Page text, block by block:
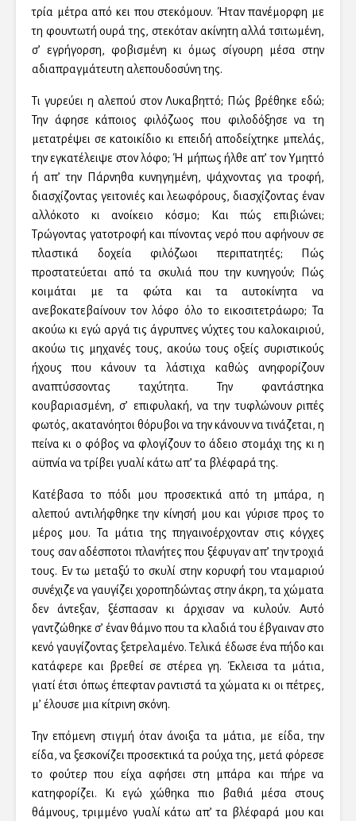
τρία μέτρα από κει που στεκόμουν. Ήταν πανέμορφη με
τη φουντωτή ουρά της, στεκόταν ακίνητη αλλά τσιτωμένη,
σ’ εγρήγορση, φοβισμένη κι όμως σίγουρη μέσα στην
αδιαπραγμάτευτη αλεπουδοσύνη της.
Τι γυρεύει η αλεπού στον Λυκαβηττό; Πώς βρέθηκε εδώ;
Την άφησε κάποιος φιλόζωος που φιλοδόξησε να τη
μετατρέψει σε κατοικίδιο κι επειδή αποδείχτηκε μπελάς,
την εγκατέλειψε στον λόφο; Ή μήπως ήλθε απ’ τον Υμηττό
ή απ’ την Πάρνηθα κυνηγημένη, ψάχνοντας για τροφή,
διασχίζοντας γειτονιές και λεωφόρους, διασχίζοντας έναν
αλλόκοτο κι ανοίκειο κόσμο; Και πώς επιβιώνει;
Τρώγοντας γατοτροφή και πίνοντας νερό που αφήνουν σε
πλαστικά δοχεία φιλόζωοι περιπατητές; Πώς
προστατεύεται από τα σκυλιά που την κυνηγούν; Πώς
κοιμάται με τα φώτα και τα αυτοκίνητα να
ανεβοκατεβαίνουν τον λόφο όλο το εικοσιτετράωρο; Τα
ακούω κι εγώ αργά τις άγρυπνες νύχτες του καλοκαιριού,
ακούω τις μηχανές τους, ακούω τους οξείς συριστικούς
ήχους που κάνουν τα λάστιχα καθώς ανηφορίζουν
αναπτύσσοντας ταχύτητα. Την φαντάστηκα
κουβαριασμένη, σ’ επιφυλακή, να την τυφλώνουν ριπές
φωτός, ακατανόητοι θόρυβοι να την κάνουν να τινάζεται, η
πείνα κι ο φόβος να φλογίζουν το άδειο στομάχι της κι η
αϋπνία να τρίβει γυαλί κάτω απ’ τα βλέφαρά της.
Κατέβασα το πόδι μου προσεκτικά από τη μπάρα, η
αλεπού αντιλήφθηκε την κίνησή μου και γύρισε προς το
μέρος μου. Τα μάτια της πηγαινοέρχονταν στις κόγχες
τους σαν αδέσποτοι πλανήτες που ξέφυγαν απ’ την τροχιά
τους. Εν τω μεταξύ το σκυλί στην κορυφή του νταμαριού
συνέχιζε να γαυγίζει χοροπηδώντας στην άκρη, τα χώματα
δεν άντεξαν, ξέσπασαν κι άρχισαν να κυλούν. Αυτό
γαντζώθηκε σ’ έναν θάμνο που τα κλαδιά του έβγαιναν στο
κενό γαυγίζοντας ξετρελαμένο. Τελικά έδωσε ένα πήδο και
κατάφερε και βρεθεί σε στέρεα γη. Έκλεισα τα μάτια,
γιατί έτσι όπως έπεφταν ραντιστά τα χώματα κι οι πέτρες,
μ’ έλουσε μια κίτρινη σκόνη.
Την επόμενη στιγμή όταν άνοιξα τα μάτια, με είδα, την
είδα, να ξεσκονίζει προσεκτικά τα ρούχα της, μετά φόρεσε
το φούτερ που είχα αφήσει στη μπάρα και πήρε να
κατηφορίζει. Κι εγώ χώθηκα πιο βαθιά μέσα στους
θάμνους, τριμμένο γυαλί κάτω απ’ τα βλέφαρά μου και